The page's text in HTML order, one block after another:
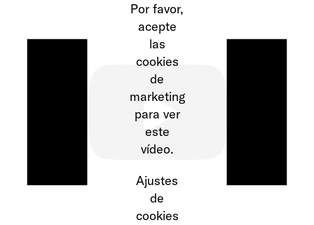
Por favor,
acepte
las
cookies
de
marketing
para ver
este
vídeo.
Ajustes
de
cookies